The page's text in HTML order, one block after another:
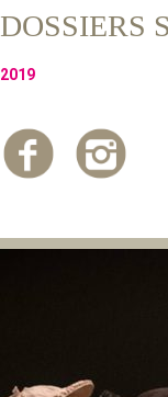
DOSSIERS
2019